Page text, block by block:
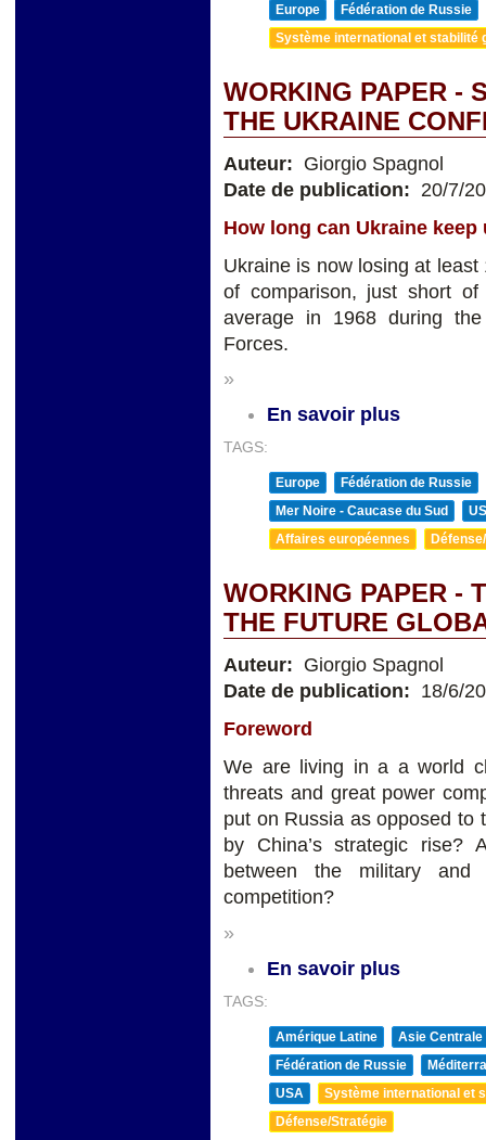
Europe
Fédération de Russie
Système international et stabilité
WORKING PAPER -
THE UKRAINE
Auteur: Giorgio Spagnol
Date de publication: 20/7/
How long can Ukraine
Ukraine is now losing at
of comparison, just short
average in 1968 during
Forces.
»
En savoir plus
TAGS:
Europe
Fédération de Russie
Mer Noire - Caucase du Sud
Affaires européennes
WORKING PAPER -
THE FUTURE
Auteur: Giorgio Spagnol
Date de publication: 18/6/
Foreword
We are living in a a world
threats and great power
put on Russia as opposed to
by China’s strategic rise?
between the military and
competition?
»
En savoir plus
TAGS:
Amérique Latine
Asie Centrale
Fédération de Russie
USA
Système international et
Défense/Stratégie